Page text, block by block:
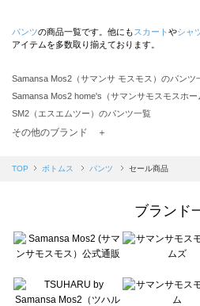
パンツの商品一覧です。他にも スカート やシャ
アイテムを多数取り揃えております。
Samansa Mos2（サマンサ モスモス）のパンツ
Samansa Mos2 home's（サマンサモスモスホ
SM2（エスエムツー）のパンツ一覧
TSUHARU by Samansa Mos2（ツハルバイサマ
Samansa Mos2 blue（サマンサモスモス ブルー
sō4ū（ソウフォーユー）のパンツ一覧
Te chichi（テチチ）のパンツ一覧
Te chichi CLASSIC（テチチ クラシック）のパン
Lugnoncure（ルノンキュール）のパンツ一覧
その他のブランド ＋
TOP ボトムス パンツ セール商品
ブランド